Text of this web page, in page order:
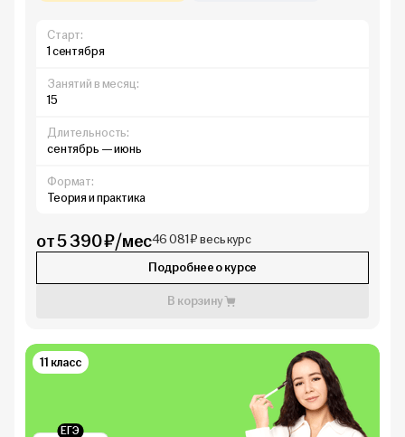
Старт:
1 сентября
Занятий в месяц:
15
Длительность:
сентябрь — июнь
Формат:
Теория и практика
от 5 390 ₽/мес46 081 ₽ весь курс
Подробнее о курсе
В корзину
ЕГЭ
11 класс